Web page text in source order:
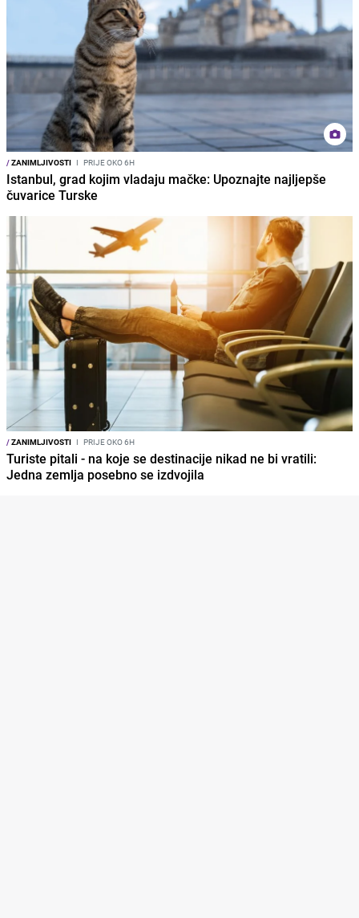
/ZANIMLJIVOSTI I PRIJE OKO 6H
Istanbul, grad kojim vladaju mačke: Upoznajte najljepše
čuvarice Turske
/ZANIMLJIVOSTI I PRIJE OKO 6H
Turiste pitali - na koje se destinacije nikad ne bi vratili:
Jedna zemlja posebno se izdvojila